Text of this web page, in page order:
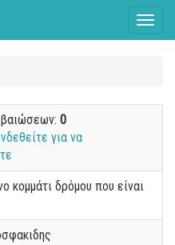
0
για να
κομμάτι δρόμου που είναι